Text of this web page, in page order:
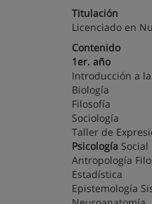
Titulación
Licenciado en
Contenido
1er. año
Introducción a la
Biología
Filosofía
Sociología
Taller de
Psicología Social
Antropología
Estadística
Epistemología